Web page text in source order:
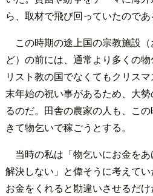
ら、取材で飛び回っていたのであ
この時期の途上国の宗教施設
ど）の前には、通常より多くの
リスト教の国でなくてもクリス
末年始の祝い事があるため、大
るのだ。田舎の農家の人も、こ
きて物乞いで稼ごうとする。
当時の私は「物乞いにお金を
解決しない」と偉そうに考えて
お金をくれると勘違いさせるだけ